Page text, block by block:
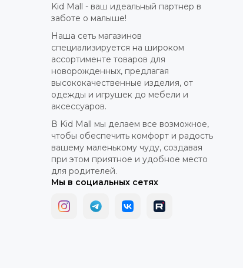
Kid Mall - ваш идеальный партнер в
заботе о малыше!
Наша сеть магазинов
специализируется на широком
ассортименте товаров для
новорожденных, предлагая
высококачественные изделия, от
одежды и игрушек до мебели и
аксессуаров.
В Kid Mall мы делаем все возможное,
чтобы обеспечить комфорт и радость
вашему маленькому чуду, создавая
при этом приятное и удобное место
для родителей.
Мы в социальных сетях